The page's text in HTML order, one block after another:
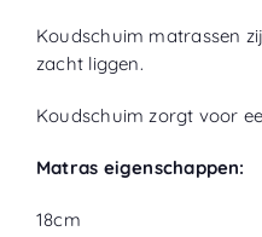
Koudschuim matrassen
zacht liggen.
Koudschuim zorgt voor
Matras eigenschappen:
18cm